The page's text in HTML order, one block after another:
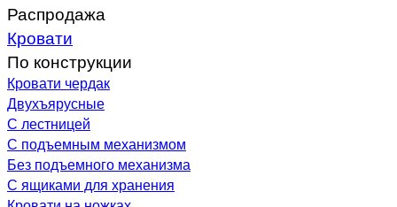
Распродажа
Кровати
По конструкции
Кровати чердак
Двухъярусные
С лестницей
С подъемным механизмом
Без подъемного механизма
С ящиками для хранения